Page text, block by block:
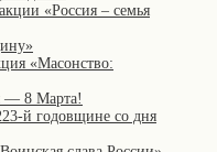
«Россия – семья
«Масонство:
— 8 Марта!
й годовщине со дня